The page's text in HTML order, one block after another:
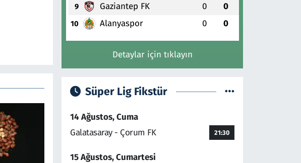
9 Gaziantep FK 0 0
10 Alanyaspor 0 0
Detaylar için tıklayın
Süper Lig Fikstür
14 Ağustos, Cuma
Galatasaray - Çorum FK
21:30
15 Ağustos, Cumartesi